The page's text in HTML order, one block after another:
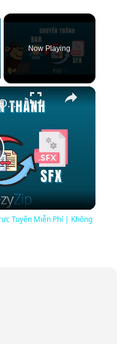
Now Playing
×
📦 Cách Chuyển Đổi RAR Sang SFX Trực Tuyến Miễn Phí | Không Cần Cài Đặt Phần Mềm
Tuyến Miễn Phí | Không